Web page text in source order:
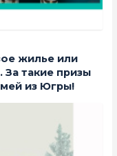
жилье или
За такие призы
из Югры!